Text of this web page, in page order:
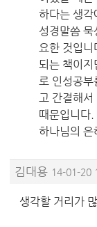
하다는 생각
성경말씀
요한 것입
되는 책이
로 인성공
고 간결해서
때문입니다.
하나님의
김대용 14-01-20
생각할 거리가